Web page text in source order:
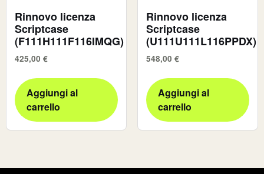
Rinnovo licenza
Scriptcase
(F111H111F116IMQG)
425,00 €
Aggiungi al
carrello
Rinnovo licenza
Scriptcase
(U111U111L116PPDX)
548,00 €
Aggiungi al
carrello